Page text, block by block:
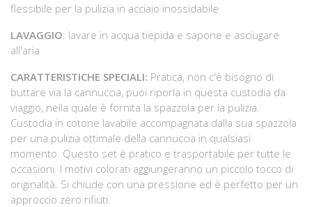
flessibile per la pulizia in acciaio inossidabile
LAVAGGIO: lavare in acqua tiepida e sapone e asciugare
all'aria
CARATTERISTICHE SPECIALI: Pratica, non c'è bisogno di
buttare via la cannuccia, puoi riporla in questa custodia da
viaggio, nella quale è fornita la spazzola per la pulizia.
Custodia in cotone lavabile accompagnata dalla sua spazzola
per una pulizia ottimale della cannuccia in qualsiasi
momento. Questo set è pratico e trasportabile per tutte le
occasioni. I motivi colorati aggiungeranno un piccolo tocco di
originalità. Si chiude con una pressione ed è perfetto per un
approccio zero rifiuti.